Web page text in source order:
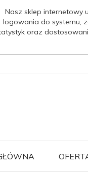
Nasz sklep internetowy
logowania do systemu,
oraz